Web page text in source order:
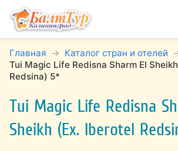
Главная Каталог стран и отелей
Tui Magic Life Redisna Sharm El
Redsina) 5*
Tui Magic Life Redisna
Sheikh (Ex. Iberotel